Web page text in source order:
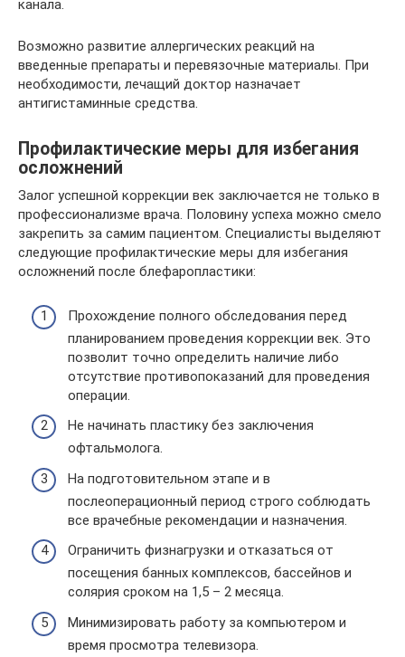
канала.
Возможно развитие аллергических реакций на
введенные препараты и перевязочные материалы. При
необходимости, лечащий доктор назначает
антигистаминные средства.
Профилактические меры для избегания
осложнений
Залог успешной коррекции век заключается не только в
профессионализме врача. Половину успеха можно смело
закрепить за самим пациентом. Специалисты выделяют
следующие профилактические меры для избегания
осложнений после блефаропластики:
Прохождение полного обследования перед
планированием проведения коррекции век. Это
позволит точно определить наличие либо
отсутствие противопоказаний для проведения
операции.
Не начинать пластику без заключения
офтальмолога.
На подготовительном этапе и в
послеоперационный период строго соблюдать
все врачебные рекомендации и назначения.
Ограничить физнагрузки и отказаться от
посещения банных комплексов, бассейнов и
солярия сроком на 1,5 – 2 месяца.
Минимизировать работу за компьютером и
время просмотра телевизора.